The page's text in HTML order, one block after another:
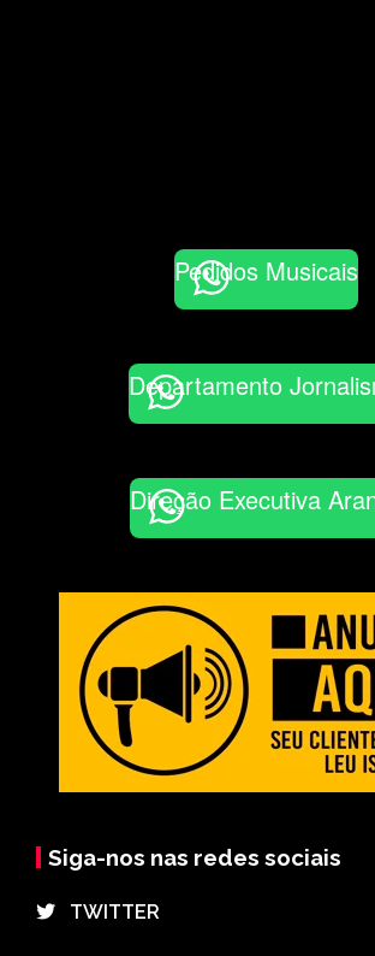
Pedidos Musicais
Departamento
Direção Executiva
Siga-nos nas redes sociais
⠀TWITTER